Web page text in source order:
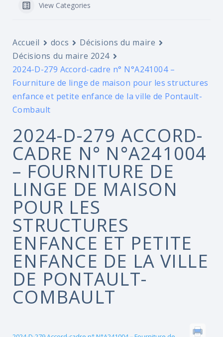
View Categories
Accueil docs
Décisions du maire
Décisions du maire 2024
2024-D-279 Accord-cadre n° N°A241004 –
Fourniture de linge de maison pour les structures
enfance et petite enfance de la ville de Pontault-
Combault
2024-D-279 ACCORD-
CADRE N° N°A241004
– FOURNITURE DE
LINGE DE MAISON
POUR LES
STRUCTURES
ENFANCE ET PETITE
ENFANCE DE LA VILLE
DE PONTAULT-
COMBAULT